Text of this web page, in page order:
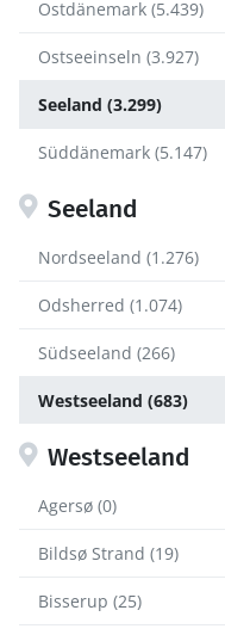
Ostdänemark (5.439)
Ostseeinseln (3.927)
Seeland (3.299)
Süddänemark (5.147)
Seeland
Nordseeland (1.276)
Odsherred (1.074)
Südseeland (266)
Westseeland (683)
Westseeland
Agersø (0)
Bildsø Strand (19)
Bisserup (25)